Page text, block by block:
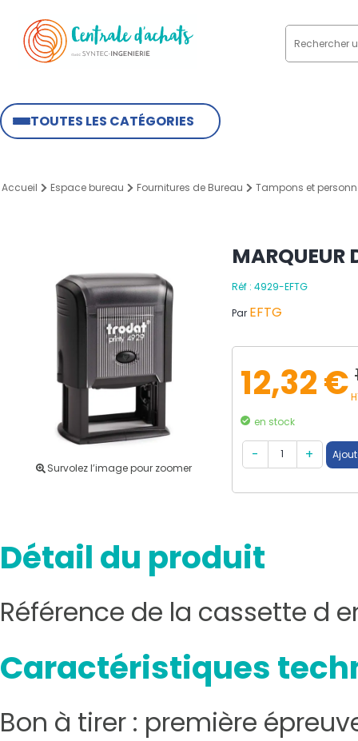
TOUTES LES CATÉGORIES
Accueil Espace bureau Fournitures de Bureau Tampons et
Survolez l’image pour zoomer
MARQUEUR
Réf : 4929-EFTG
Par EFTG
12,32 €
en stock
Détail du produit
Référence de la cassette d
Caractéristiques
Bon à tirer : première